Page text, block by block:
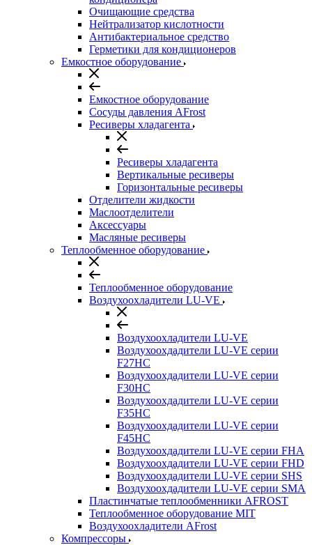
Очищающие средства
Нейтрализатор кислотности
Антибактериальное средство
Герметики для кондиционеров
Емкостное оборудование
Емкостное оборудование
Сосуды давления AFrost
Ресиверы хладагента
Ресиверы хладагента
Вертикальные ресиверы
Горизонтальные ресиверы
Отделители жидкости
Маслоотделители
Аксессуары
Масляные ресиверы
Теплообменное оборудование
Теплообменное оборудование
Воздухоохладители LU-VE
Воздухоохладители LU-VE
Воздухоохдадители LU-VE серии
F27HC
Воздухоохдадители LU-VE серии
F30HC
Воздухоохдадители LU-VE серии
F35HC
Воздухоохдадители LU-VE серии
F45HC
Воздухоохдадители LU-VE серии FHA
Воздухоохдадители LU-VE серии FHD
Воздухоохдадители LU-VE серии SHS
Воздухоохдадители LU-VE серии SMA
Пластинчатые теплообменники AFROST
Теплообменное оборудование MIT
Воздухоохладители AFrost
Компрессоры